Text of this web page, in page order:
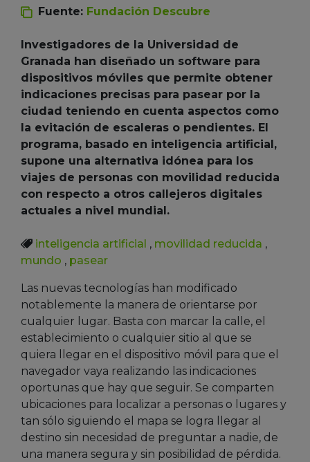
Fuente: Fundación Descubre
Investigadores de la Universidad de
Granada han diseñado un software para
dispositivos móviles que permite obtener
indicaciones precisas para pasear por la
ciudad teniendo en cuenta aspectos como
la evitación de escaleras o pendientes. El
programa, basado en inteligencia artificial,
supone una alternativa idónea para los
viajes de personas con movilidad reducida
con respecto a otros callejeros digitales
actuales a nivel mundial.
inteligencia artificial , movilidad reducida ,
mundo , pasear
Las nuevas tecnologías han modificado
notablemente la manera de orientarse por
cualquier lugar. Basta con marcar la calle, el
establecimiento o cualquier sitio al que se
quiera llegar en el dispositivo móvil para que el
navegador vaya realizando las indicaciones
oportunas que hay que seguir. Se comparten
ubicaciones para localizar a personas o lugares y
tan sólo siguiendo el mapa se logra llegar al
destino sin necesidad de preguntar a nadie, de
una manera segura y sin posibilidad de pérdida.